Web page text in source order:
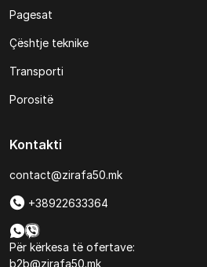
Pagesat
Çështje teknike
Transporti
Porositë
Kontakti
contact@zirafa50.mk
+38922633364
Për kërkesa të ofertave:
b2b@zirafa50.mk